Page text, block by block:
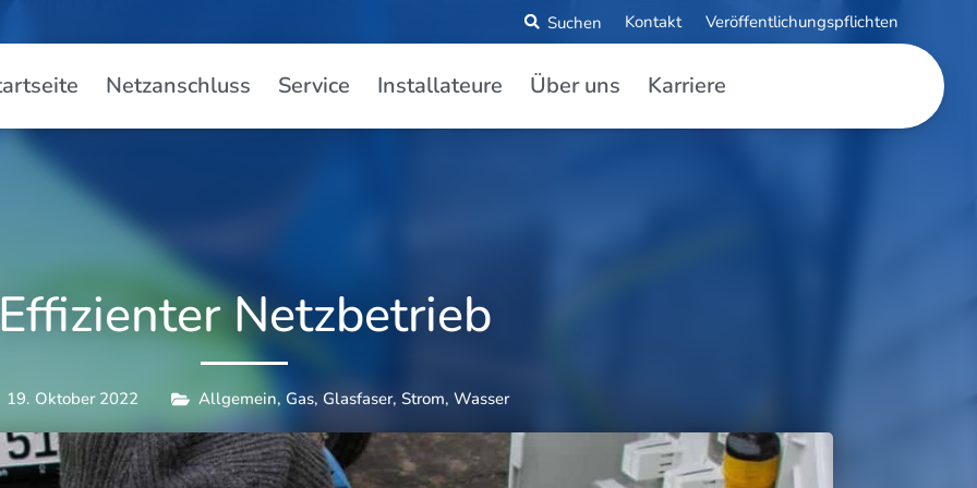
Kontakt Veröffentlichungspflichten
Netzanschluss Service Installateure Über uns Karriere
Netzbetrieb
19. Oktober 2022 Allgemein, Gas, Glasfaser, Strom, Wasser